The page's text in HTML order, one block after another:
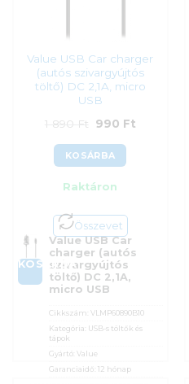
Value USB Car charger
(autós szivargyújtós
töltő) DC 2,1A, micro
USB
1 890 Ft
Original
price
was:
1
990 FtCurrent
KOSÁRBA
Raktáron
Összevet
KOSÁRBA
Value USB Car
charger (autós
szivargyújtós
töltő) DC 2,1A,
micro USB
Cikkszám:VLMP60890B10
Kategória: USB-s töltők és
tápok
Gyártó:Value
Garanciaidő:12 hónap